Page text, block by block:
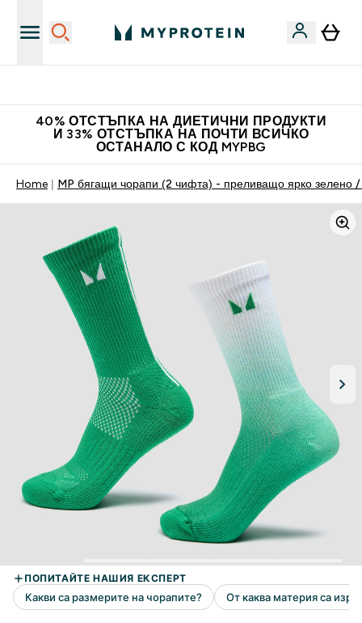
40% ОТСТЪПКА НА ДИЕТИЧНИ ПРОДУКТИ
И 33% ОТСТЪПКА НА ПОЧТИ ВСИЧКО
ОСТАНАЛО С КОД MYPBG
Home MP бягащи чорапи (2 чифта) - преливащо ярко зелено /